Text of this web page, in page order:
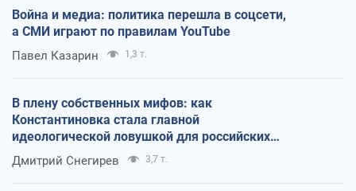
Война и медиа: политика перешла в соцсети,
а СМИ играют по правилам YouTube
Павел Казарин 1,3 т.
В плену собственных мифов: как
Константиновка стала главной
идеологической ловушкой для российских
оккупантов
Дмитрий Снегирев 3,7 т.